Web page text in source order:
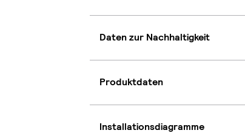
Daten zur Nachhaltigkeit
Produktdaten
Installationsdiagramme